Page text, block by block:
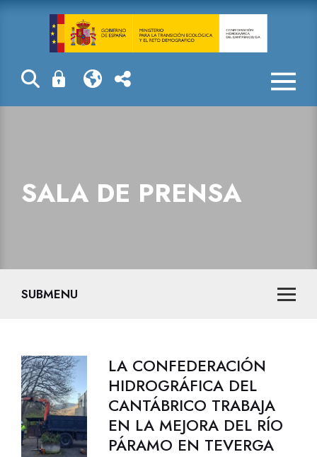
Sala de prensa
SALA DE PRENSA
SUBMENU
LA CONFEDERACIÓN
HIDROGRÁFICA DEL
CANTÁBRICO TRABAJA
EN LA MEJORA DEL RÍO
PÁRAMO EN TEVERGA